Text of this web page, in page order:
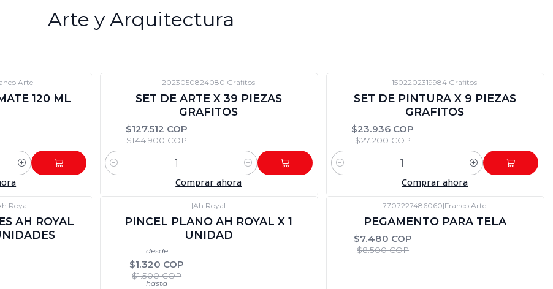
Arte y Arquitectura
Arte
120 ML
2023050824080|Grafitos
SET DE ARTE X 39 PIEZAS
GRAFITOS
$127.512 COP
$144.900 COP
Cantidad
Comprar ahora
1502202319984|Grafitos
SET DE PINTURA X 9 PIEZAS
GRAFITOS
$23.936 COP
$27.200 COP
Cantidad
Comprar ahora
Royal
AH ROYAL
|Ah Royal
PINCEL PLANO AH ROYAL X 1
UNIDAD
desde
$1.320 COP
$1.500 COP
hasta
7707227486060|Franco Arte
PEGAMENTO PARA TELA
$7.480 COP
$8.500 COP